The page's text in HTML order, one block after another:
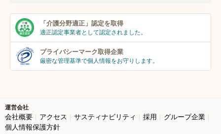
「介護分野適正」 認定を取得
適正認定事業者として認定されました。
プライバシーマーク取得企業
厳密な管理基準で個人情報をお守りします。
運営会社
会社概要 アクセス サスティナビリティ 採用
グループ企業
個人情報保護方針